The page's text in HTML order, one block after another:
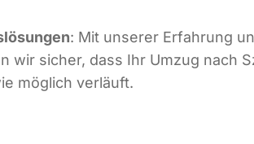
: Mit unserer Erfahrung
wir sicher, dass Ihr Umzug nach
möglich verläuft.